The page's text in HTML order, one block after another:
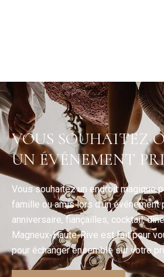
VOUS SOUHAITEZ
UN ÉVÉNEMENT
Vous souhaitez un endroit magique
famille ou amis lors d’un événement
anniversaire, fiançailles, cocktail,
Magneux-Haute-Rive est fait pour
pour échanger ensemble sur votre